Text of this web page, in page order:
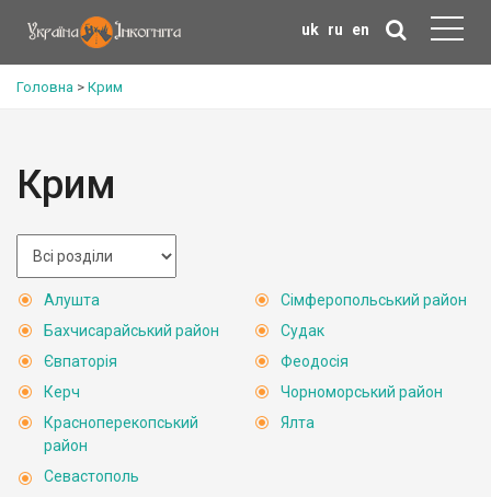
uk ru en
Головна > Крим
Крим
Алушта
Бахчисарайський район
Євпаторія
Керч
Красноперекопський
район
Севастополь
Сімферопольський район
Судак
Феодосія
Чорноморський район
Ялта